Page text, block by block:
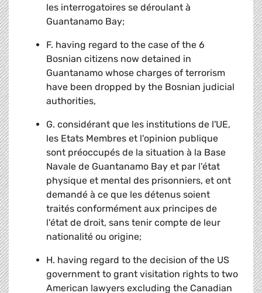
les interrogatoires se déroulant à
Guantanamo Bay;
F. having regard to the case of the 6
Bosnian citizens now detained in
Guantanamo whose charges of terrorism
have been dropped by the Bosnian judicial
authorities,
G. considérant que les institutions de l'UE,
les Etats Membres et l'opinion publique
sont préoccupés de la situation à la Base
Navale de Guantanamo Bay et par l'état
physique et mental des prisonniers, et ont
demandé à ce que les détenus soient
traités conformément aux principes de
l'état de droit, sans tenir compte de leur
nationalité ou origine;
H. having regard to the decision of the US
government to grant visitation rights to two
American lawyers excluding the Canadian